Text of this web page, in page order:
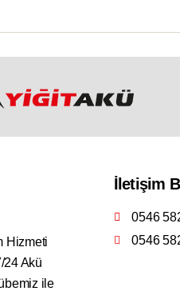
Hizmeti
24 Akü
ile
İletişim
0546
0546